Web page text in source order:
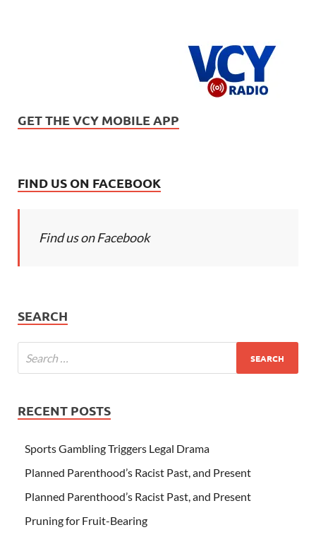
GET THE VCY MOBILE APP
FIND US ON FACEBOOK
Find us on Facebook
SEARCH
RECENT POSTS
Sports Gambling Triggers Legal Drama
Planned Parenthood’s Racist Past, and Present
Planned Parenthood’s Racist Past, and Present
Pruning for Fruit-Bearing